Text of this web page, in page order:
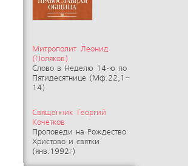
Митрополит Леонид
(Поляков)
Слово в Неделю 14-ю по
Пятидесятнице (Мф.22,1–
14)
Священник Георгий
Кочетков
Проповеди на Рождество
Христово и святки
(янв.1992г)